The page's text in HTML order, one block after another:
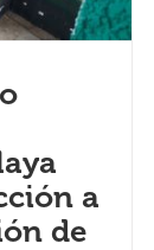
a
de